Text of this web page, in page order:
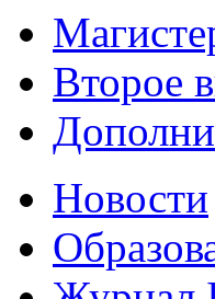
Второе
Новости